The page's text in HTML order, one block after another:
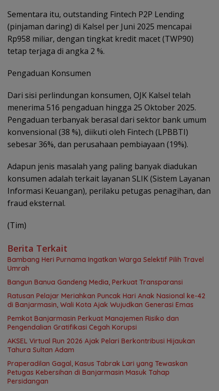
Sementara itu, outstanding Fintech P2P Lending
(pinjaman daring) di Kalsel per Juni 2025 mencapai
Rp958 miliar, dengan tingkat kredit macet (TWP90)
tetap terjaga di angka 2 %.
Pengaduan Konsumen
Dari sisi perlindungan konsumen, OJK Kalsel telah
menerima 516 pengaduan hingga 25 Oktober 2025.
Pengaduan terbanyak berasal dari sektor bank umum
konvensional (38 %), diikuti oleh Fintech (LPBBTI)
sebesar 36%, dan perusahaan pembiayaan (19%).
Adapun jenis masalah yang paling banyak diadukan
konsumen adalah terkait layanan SLIK (Sistem Layanan
Informasi Keuangan), perilaku petugas penagihan, dan
fraud eksternal.
(Tim)
Berita Terkait
Bambang Heri Purnama Ingatkan Warga Selektif Pilih Travel
Umrah
Bangun Banua Gandeng Media, Perkuat Transparansi
Ratusan Pelajar Meriahkan Puncak Hari Anak Nasional ke-42
di Banjarmasin, Wali Kota Ajak Wujudkan Generasi Emas
Pemkot Banjarmasin Perkuat Manajemen Risiko dan
Pengendalian Gratifikasi Cegah Korupsi
AKSEL Virtual Run 2026 Ajak Pelari Berkontribusi Hijaukan
Tahura Sultan Adam
Praperadilan Gagal, Kasus Tabrak Lari yang Tewaskan
Petugas Kebersihan di Banjarmasin Masuk Tahap
Persidangan